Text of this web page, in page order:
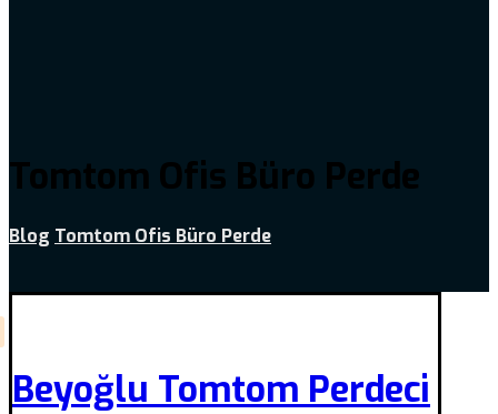
Tomtom Ofis Büro Perde
Blog Tomtom Ofis Büro Perde
Beyoğlu Tomtom Perdeci